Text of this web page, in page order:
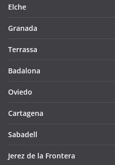
Elche
Granada
Terrassa
Badalona
Oviedo
Cartagena
Sabadell
Jerez de la Frontera